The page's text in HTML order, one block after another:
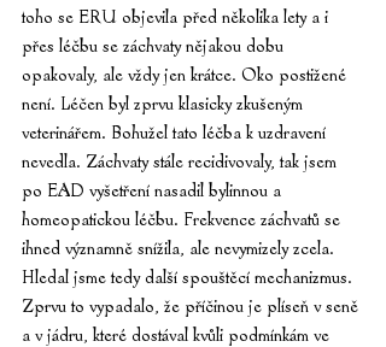
toho se ERU objevila před několika lety a i
přes léčbu se záchvaty nějakou dobu
opakovaly, ale vždy jen krátce. Oko postižené
není. Léčen byl zprvu klasicky zkušeným
veterinářem. Bohužel tato léčba k uzdravení
nevedla. Záchvaty stále recidivovaly, tak jsem
po EAD vyšetření nasadil bylinnou a
homeopatickou léčbu. Frekvence záchvatů se
ihned významně snížila, ale nevymizely zcela.
Hledal jsme tedy další spouštěcí mechanizmus.
Zprvu to vypadalo, že příčinou je plíseň v seně
a v jádru, které dostával kvůli podmínkám ve